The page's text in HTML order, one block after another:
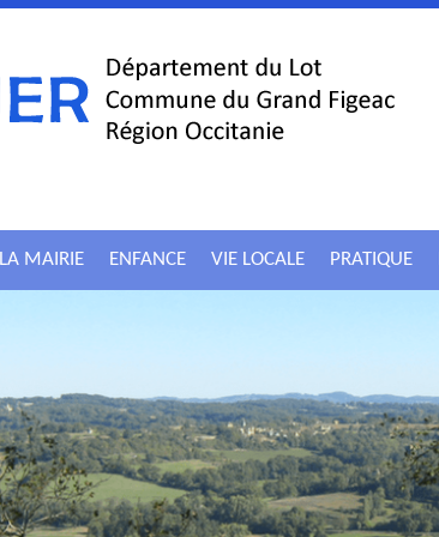
LA MAIRIE ENFANCE VIE LOCALE PRATIQUE